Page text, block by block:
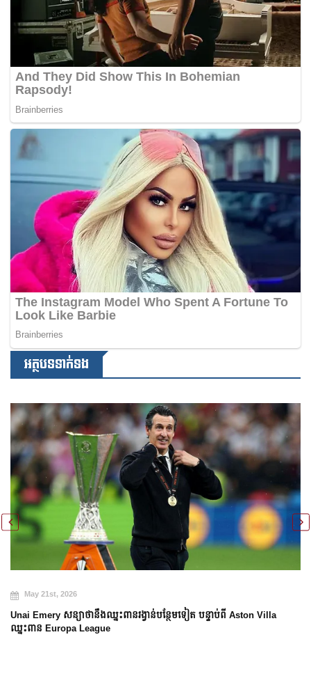
អត្ថបទទាក់ទង
May 20th, 2026
Arsenal បញ្ចប់ការរង់ចាំ ២២ ឆ្នាំ ដើម្បីឈ្នះពាន Premier League